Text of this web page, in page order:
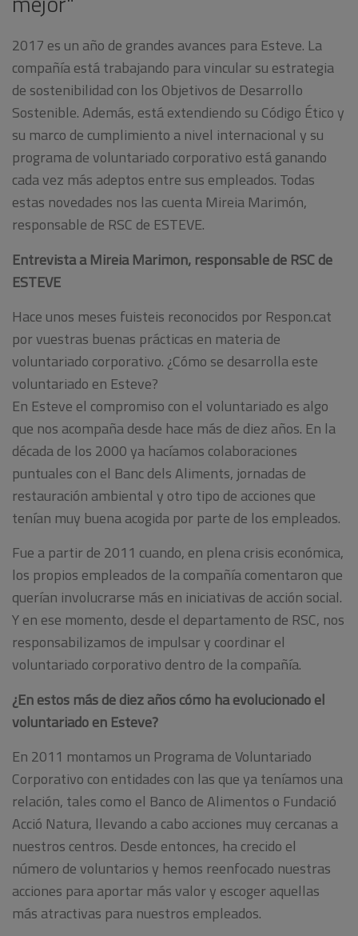
2017 es un año de grandes avances para Esteve. La
compañía está trabajando para vincular su estrategia
de sostenibilidad con los Objetivos de Desarrollo
Sostenible. Además, está extendiendo su Código Ético y
su marco de cumplimiento a nivel internacional y su
programa de voluntariado corporativo está ganando
cada vez más adeptos entre sus empleados. Todas
estas novedades nos las cuenta Mireia Marimón,
responsable de RSC de ESTEVE.
Entrevista a Mireia Marimon, responsable de RSC de
ESTEVE
Hace unos meses fuisteis reconocidos por Respon.cat
por vuestras buenas prácticas en materia de
voluntariado corporativo. ¿Cómo se desarrolla este
voluntariado en Esteve?
En Esteve el compromiso con el voluntariado es algo
que nos acompaña desde hace más de diez años. En la
década de los 2000 ya hacíamos colaboraciones
puntuales con el Banc dels Aliments, jornadas de
restauración ambiental y otro tipo de acciones que
tenían muy buena acogida por parte de los empleados.
Fue a partir de 2011 cuando, en plena crisis económica,
los propios empleados de la compañía comentaron que
querían involucrarse más en iniciativas de acción social.
Y en ese momento, desde el departamento de RSC, nos
responsabilizamos de impulsar y coordinar el
voluntariado corporativo dentro de la compañía.
¿En estos más de diez años cómo ha evolucionado el
voluntariado en Esteve?
En 2011 montamos un Programa de Voluntariado
Corporativo con entidades con las que ya teníamos una
relación, tales como el Banco de Alimentos o Fundació
Acció Natura, llevando a cabo acciones muy cercanas a
nuestros centros. Desde entonces, ha crecido el
número de voluntarios y hemos reenfocado nuestras
acciones para aportar más valor y escoger aquellas
más atractivas para nuestros empleados.